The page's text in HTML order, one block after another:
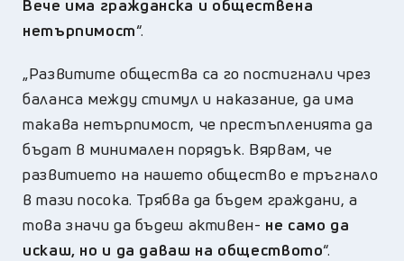
Вече има гражданска и обществена
нетърпимост“.
„Развитите общества са го постигнали чрез
баланса между стимул и наказание, да има
такава нетърпимост, че престъпленията да
бъдат в минимален порядък. Вярвам, че
развитието на нашето общество е тръгнало
в тази посока. Трябва да бъдем граждани, а
това значи да бъдеш активен- не само да
искаш, но и да даваш на обществото“.